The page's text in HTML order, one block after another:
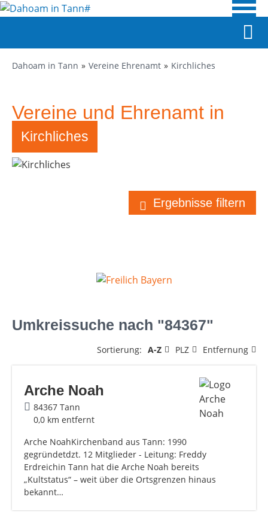
Dahoam in Tann Vereine Ehrenamt Kirchliches
Vereine und Ehrenamt in
Tann
Kirchliches
Ergebnisse filtern
Umkreissuche nach "84367"
Sortierung: A-Z PLZ Entfernung
Arche Noah
84367 Tann
0,0 km entfernt
Arche NoahKirchenband aus Tann: 1990
gegründetdzt. 12 Mitglieder - Leitung: Freddy
Erdreichin Tann hat die Arche Noah bereits
„Kultstatus“ – weit über die Ortsgrenzen hinaus
bekannt…